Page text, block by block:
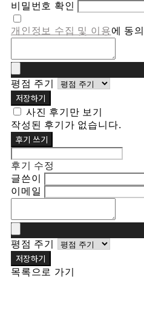
비밀번호 확인
개인정보 수집 및 이용에 동
평점 주기
저장하기
사진 후기만 보기
작성된 후기가 없습니다.
후기 쓰기
후기 수정
글쓴이
이메일
평점 주기
저장하기
목록으로 가기